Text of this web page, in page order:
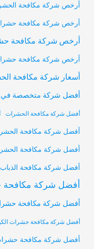
أرخص شركة مكافحة
أرخص شركة مكافحة
أرخص شركة مكافحة
أرخص شركة مكافحة
أسعار شركة مكافحة
أفضل شركة متخصصة في
أفضل شركة مكافحة الحشرات
أفضل شركة مكافحة
أفضل شركة مكافحة
أفضل شركة مكافحة
أفضل شركة
أفضل شركة مكافحة
أفضل شركة مكافحة حشرات
أفضل شركة مكافحة